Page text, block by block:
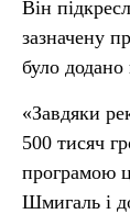
Він
зазначену
було
«Завдяки
500 тисяч
програмою
Шмигаль і